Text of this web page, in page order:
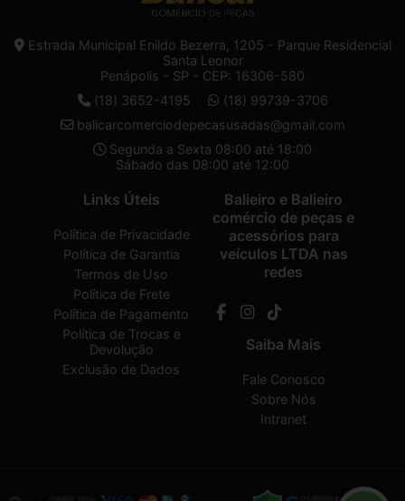
Estrada Municipal Enildo Bezerra, 1205 - Parque Residencial
Santa Leonor
Penápolis - SP - CEP: 16306-580
(18) 3652-4195
(18) 99739-3706
balicarcomerciodepecasusadas@gmail.com
Segunda a Sexta 08:00 até 18:00
Sábado das 08:00 até 12:00
Links Úteis
Política de Privacidade
Política de Garantia
Termos de Uso
Política de Frete
Política de Pagamento
Política de Trocas e
Devolução
Exclusão de Dados
Balieiro e Balieiro
comércio de peças e
acessórios para
veículos LTDA nas
redes
Saiba Mais
Fale Conosco
Sobre Nós
Intranet